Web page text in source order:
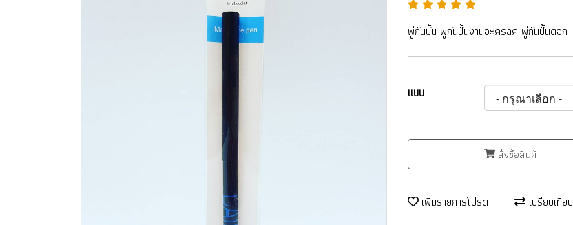
พู่กันปั้น พู่กันปั้นงานอะคริลิค พู่กันปั้นดอก
แบบ
สั่งซื้อสินค้า
เพิ่มรายการโปรด เปรียบเทียบ